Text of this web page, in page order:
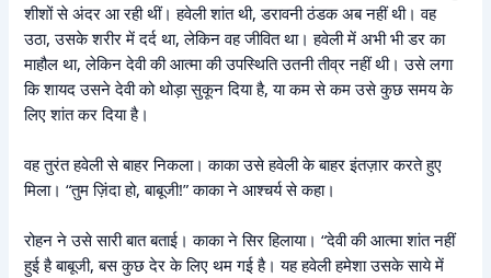
शीशों से अंदर आ रही थीं। हवेली शांत थी, डरावनी ठंडक अब नहीं थी। वह
उठा, उसके शरीर में दर्द था, लेकिन वह जीवित था। हवेली में अभी भी डर का
माहौल था, लेकिन देवी की आत्मा की उपस्थिति उतनी तीव्र नहीं थी। उसे लगा
कि शायद उसने देवी को थोड़ा सुकून दिया है, या कम से कम उसे कुछ समय के
लिए शांत कर दिया है।
वह तुरंत हवेली से बाहर निकला। काका उसे हवेली के बाहर इंतज़ार करते हुए
मिला। “तुम ज़िंदा हो, बाबूजी!” काका ने आश्चर्य से कहा।
रोहन ने उसे सारी बात बताई। काका ने सिर हिलाया। “देवी की आत्मा शांत नहीं
हुई है बाबूजी, बस कुछ देर के लिए थम गई है। यह हवेली हमेशा उसके साये में